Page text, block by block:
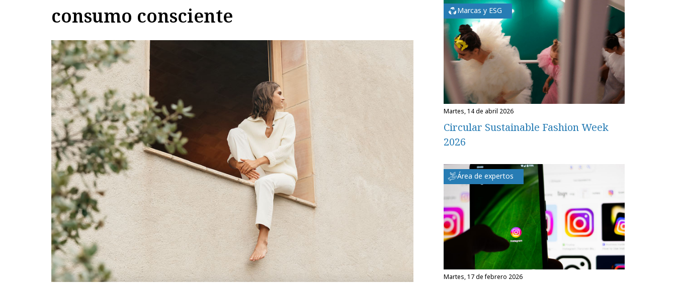
consumo consciente
Marcas y ESG
martes, 14 de abril 2026
Circular Sustainable Fashion Week
2026
Área de expertos
martes, 17 de febrero 2026